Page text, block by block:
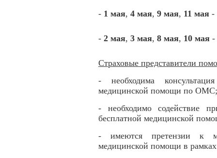
- 1 мая, 4 мая, 9 мая, 11 мая -
- 2 мая, 3 мая, 8 мая, 10 мая -
Страховые представители
- необходима
медицинской помощи по
- необходимо содействие
бесплатной медицинской
- имеются претензии к
медицинской помощи в